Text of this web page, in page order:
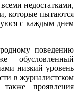
недостатками,
которые пытаются
с каждым днем
поведению
обусловленный
низкий уровень
в журналистском
проявления